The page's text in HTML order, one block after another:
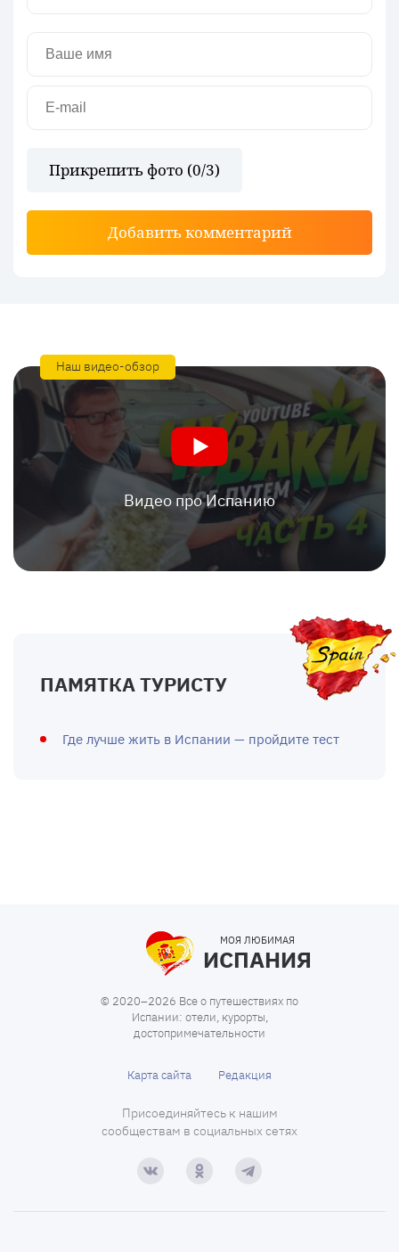
Прикрепить фото (0/3)
Добавить комментарий
Наш видео-обзор
Видео про Испанию
ПАМЯТКА ТУРИСТУ
Где лучше жить в Испании — пройдите тест
МОЯ ЛЮБИМАЯ
ИСПАНИЯ
© 2020–2026 Все о путешествиях по
Испании: отели, курорты,
достопримечательности
Карта сайта Редакция
Присоединяйтесь к нашим
сообществам в социальных сетях